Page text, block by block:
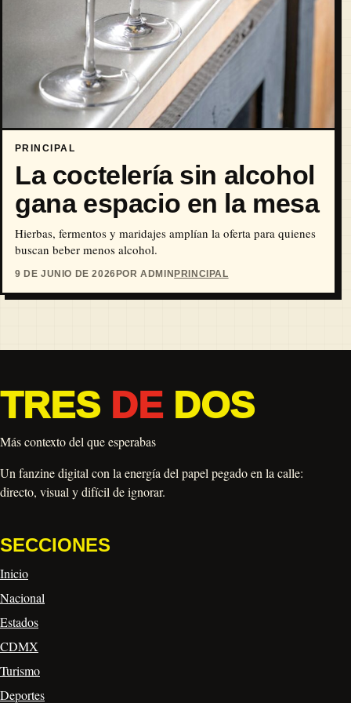
PRINCIPAL
La coctelería sin alcohol
gana espacio en la mesa
Hierbas, fermentos y maridajes amplían la oferta para quienes
buscan beber menos alcohol.
9 DE JUNIO DE 2026 POR ADMIN PRINCIPAL
TRES DEDOS
Más contexto del que esperabas
Un fanzine digital con la energía del papel pegado en la calle:
directo, visual y difícil de ignorar.
SECCIONES
Inicio
Nacional
Estados
CDMX
Turismo
Deportes